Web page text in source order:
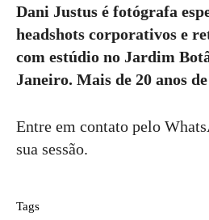
Dani Justus é fotógrafa
headshots corporativos e
com estúdio no Jardim
Janeiro. Mais de 20 anos
Entre em contato pelo
sua sessão.
Tags